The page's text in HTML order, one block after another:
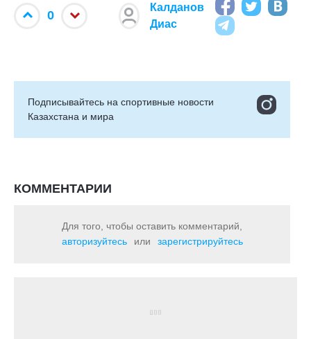
0
Калданов
Диас
Подписывайтесь на cпортивные новости
Казахстана и мира
КОММЕНТАРИИ
Для того, чтобы оставить комментарий,
авторизуйтесь
или зарегистрируйтесь